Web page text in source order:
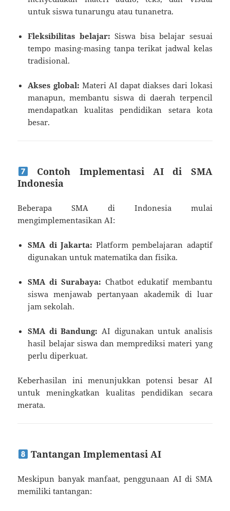
untuk siswa tunarungu atau tunanetra.
Fleksibilitas belajar: Siswa bisa belajar sesuai
tempo masing-masing tanpa terikat jadwal kelas
tradisional.
Akses global: Materi AI dapat diakses dari lokasi
manapun, membantu siswa di daerah terpencil
mendapatkan kualitas pendidikan setara kota
besar.
Contoh Implementasi AI di SMA
Indonesia
Beberapa SMA di Indonesia mulai
mengimplementasikan AI:
SMA di Jakarta: Platform pembelajaran adaptif
digunakan untuk matematika dan fisika.
SMA di Surabaya: Chatbot edukatif membantu
siswa menjawab pertanyaan akademik di luar
jam sekolah.
SMA di Bandung: AI digunakan untuk analisis
hasil belajar siswa dan memprediksi materi yang
perlu diperkuat.
Keberhasilan ini menunjukkan potensi besar AI
untuk meningkatkan kualitas pendidikan secara
merata.
Tantangan Implementasi AI
Meskipun banyak manfaat, penggunaan AI di SMA
memiliki tantangan: